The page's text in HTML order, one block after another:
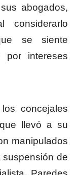
abogados,
considerarlo
se siente
por intereses
concejales
llevó a su
manipulados
suspensión de